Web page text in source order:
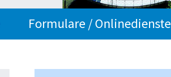
Formulare / Onlinedienste